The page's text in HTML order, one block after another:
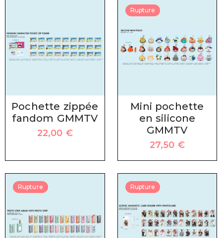
Pochette zippée
fandom GMMTV
22,00 €
Rupture
Mini pochette
en silicone
GMMTV
27,50 €
Rupture Rupture